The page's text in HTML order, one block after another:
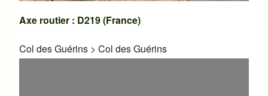
Axe routier : D219 (France)
Col des Guérins > Col des Guérins